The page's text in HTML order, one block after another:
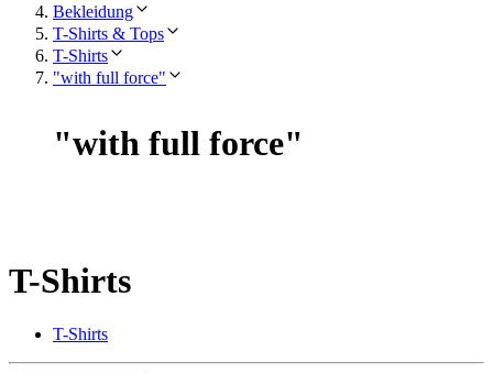
Bekleidung
T-Shirts & Tops
T-Shirts
"with full force"
"with full force"
T-Shirts
T-Shirts